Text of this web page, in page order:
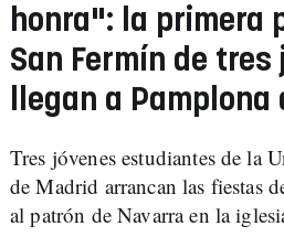
honra": la primera
San Fermín de tres
llegan a Pamplona
Tres jóvenes estudiantes de la
de Madrid arrancan las fiestas
al patrón de Navarra en la